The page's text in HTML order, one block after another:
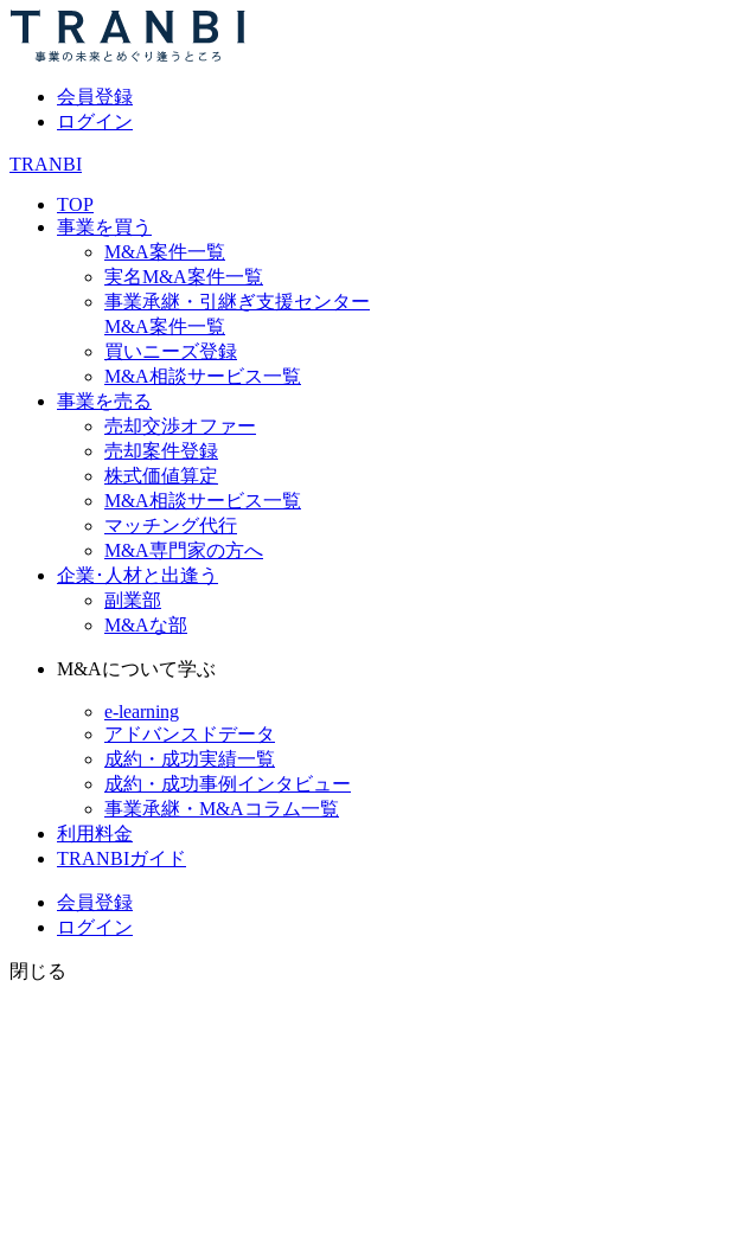
会員登録
ログイン
TRANBI
TOP
事業を買う
M&A案件一覧
実名M&A案件一覧
事業承継・引継ぎ支援センター
M&A案件一覧
買いニーズ登録
M&A相談サービス一覧
事業を売る
売却交渉オファー
売却案件登録
株式価値算定
M&A相談サービス一覧
マッチング代行
M&A専門家の方へ
企業･人材と出逢う
副業部
M&Aな部
M&Aについて学ぶ
e-learning
アドバンスドデータ
成約・成功実績一覧
成約・成功事例インタビュー
事業承継・M&Aコラム一覧
利用料金
TRANBIガイド
会員登録
ログイン
閉じる